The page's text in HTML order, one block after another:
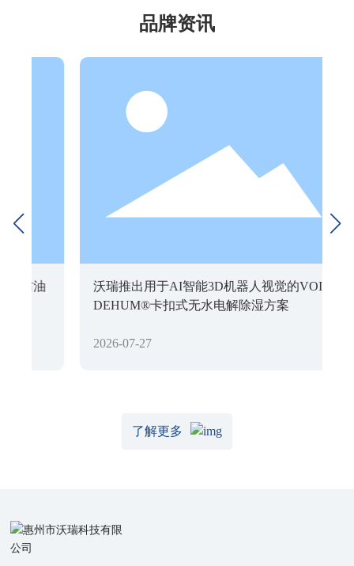
品牌资讯
沃瑞推出用于AI智能3D机器人视觉的VOIR
DEHUM®卡扣式无水电解除湿方案
2026-07-27
了解更多